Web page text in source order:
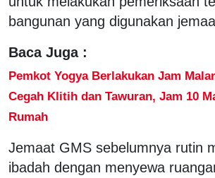
bangunan yang digunakan
Baca Juga :
Pemkot Yogya Berlakukan Jam
Cegah Klitih dan Tawuran, Jam 10
Rumah
Jemaat GMS sebelumnya rutin
ibadah dengan menyewa